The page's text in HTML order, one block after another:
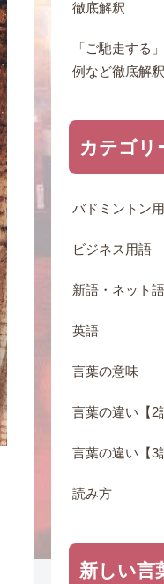
徹底解釈
「ご馳走する
例など徹底解釈
カテゴリ
バドミントン
ビジネス用語
新語・ネット語
英語
言葉の意味
言葉の違い【2
言葉の違い【3
読み方
新しい言